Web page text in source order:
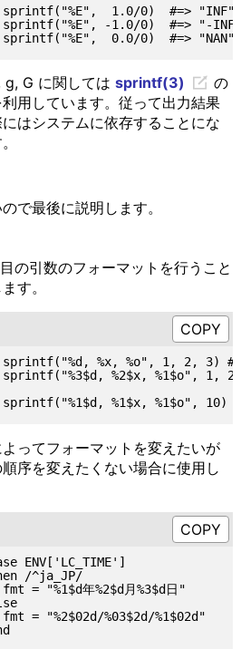
1.0/0)  #=> "INF"
-1.0/0)  #=> "-INF"
g, G に関しては sprintf(3)
の
用しています。従って出力結果
はシステムに依存することにな
で最後に説明します。
の引数のフォーマットを行うこと
す。
%x, %o", 1, 2, 3)
%2$x, %1$o", 1,
ってフォーマットを変えたいが
序を変えたくない場合に使用し
ENV['LC_TIME']
/^ja_JP/
= "%1$d年%2$d月%3$d日"
= "%2$02d/%03$2d/%1$02d"